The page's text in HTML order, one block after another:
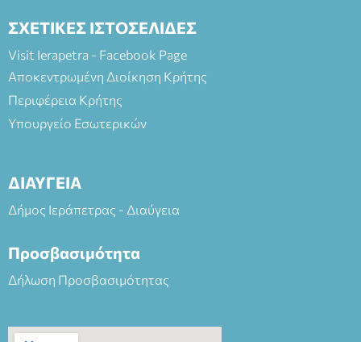
ΣΧΕΤΙΚΕΣ ΙΣΤΟΣΕΛΙΔΕΣ
Visit Ierapetra - Facebook Page
Αποκεντρωμένη Διοίκηση Κρήτης
Περιφέρεια Κρήτης
Υπουργείο Εσωτερικών
ΔΙΑΥΓΕΙΑ
Δήμος Ιεράπετρας - Διαύγεια
Προσβασιμότητα
Δήλωση Προσβασιμότητας